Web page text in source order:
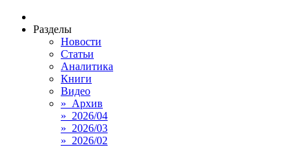
Разделы
Новости
Статьи
Аналитика
Книги
Видео
» Архив
» 2026/04
» 2026/03
» 2026/02